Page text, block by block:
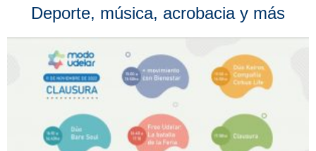
Deporte, música, acrobacia y más